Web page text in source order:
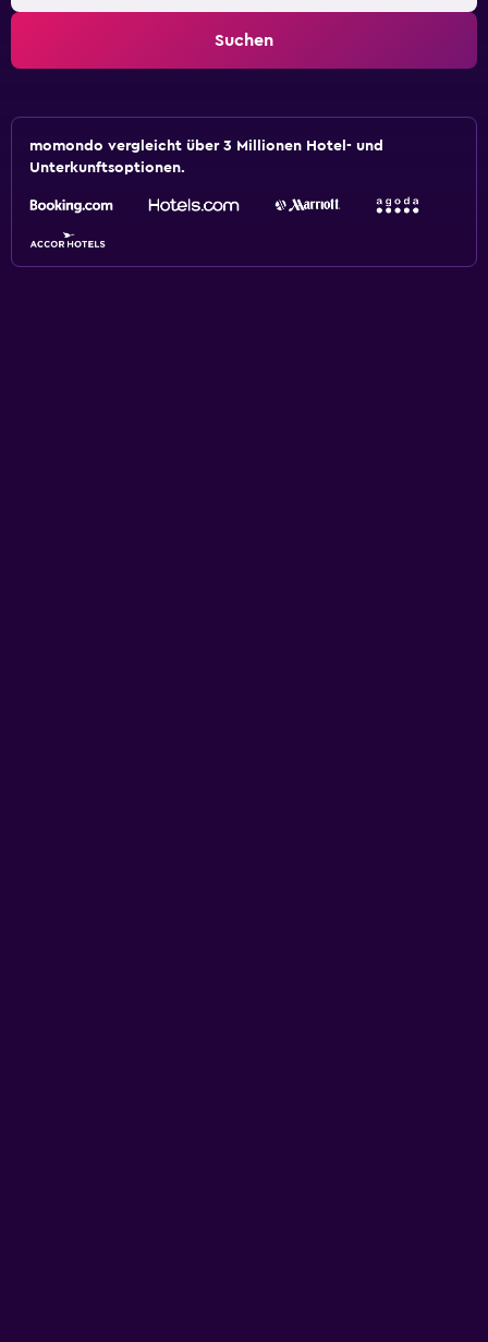
Suchen
momondo vergleicht über 3 Millionen Hotel- und
Unterkunftsoptionen.